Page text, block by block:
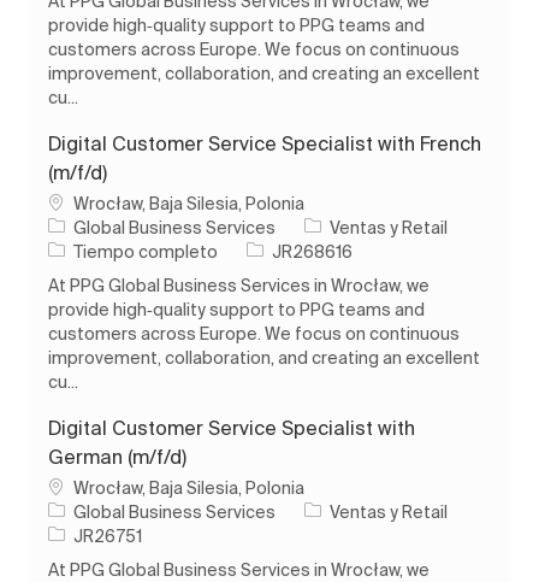
provide high‑quality support to PPG teams and
customers across Europe. We focus on continuous
improvement, collaboration, and creating an excellent
cu...
Digital Customer Service Specialist with French
(m/f/d)
Ubicación
Wrocław, Baja Silesia, Polonia
Global Business Services
Categoría
Ventas y Retail
Tipo de trabajo
Tiempo completo ID de trabajo
JR268616
At PPG Global Business Services in Wrocław, we
provide high‑quality support to PPG teams and
customers across Europe. We focus on continuous
improvement, collaboration, and creating an excellent
cu...
Digital Customer Service Specialist with
German (m/f/d)
Ubicación
Wrocław, Baja Silesia, Polonia
Global Business Services
Categoría
Ventas y Retail
ID de trabajo
JR26751
At PPG Global Business Services in Wrocław, we